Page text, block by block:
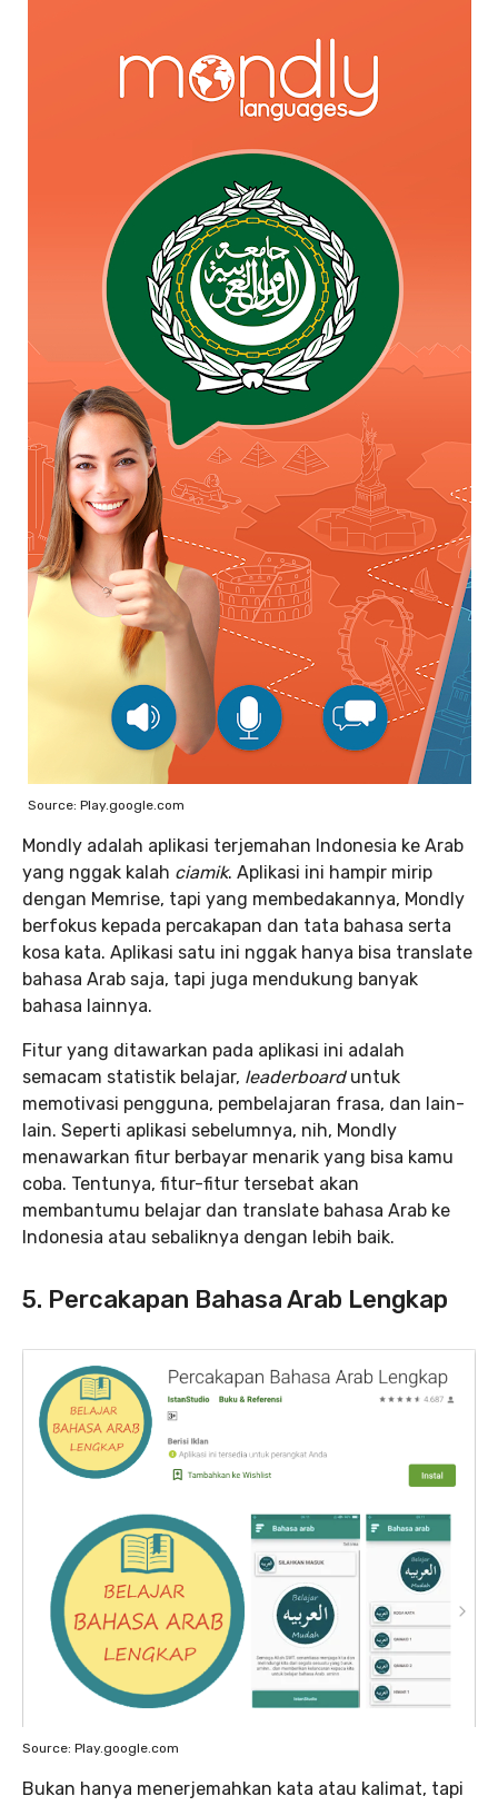
Source: Play.google.com
Mondly adalah aplikasi terjemahan Indonesia ke Arab
yang nggak kalah ciamik. Aplikasi ini hampir mirip
dengan Memrise, tapi yang membedakannya, Mondly
berfokus kepada percakapan dan tata bahasa serta
kosa kata. Aplikasi satu ini nggak hanya bisa translate
bahasa Arab saja, tapi juga mendukung banyak
bahasa lainnya.
Fitur yang ditawarkan pada aplikasi ini adalah
semacam statistik belajar, leaderboarduntuk
memotivasi pengguna, pembelajaran frasa, dan lain-
lain. Seperti aplikasi sebelumnya, nih, Mondly
menawarkan fitur berbayar menarik yang bisa kamu
coba. Tentunya, fitur-fitur tersebat akan
membantumu belajar dan translate bahasa Arab ke
Indonesia atau sebaliknya dengan lebih baik.
5. Percakapan Bahasa Arab Lengkap
Source: Play.google.com
Bukan hanya menerjemahkan kata atau kalimat, tapi